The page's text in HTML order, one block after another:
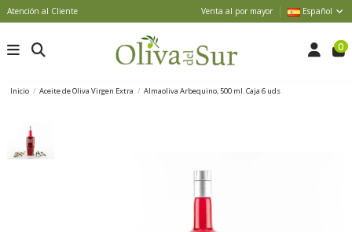
Atención al Cliente Venta al por mayor Español
0
Inicio Aceite de Oliva Virgen Extra Almaoliva Arbequino, 500 ml. Caja 6 uds